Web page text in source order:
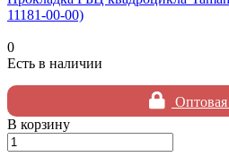
11181-00-00)
0
Есть в наличии
Оптовая
В корзину